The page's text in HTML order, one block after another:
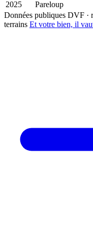
2025
Pareloup
Données publiques DVF ·
terrains Et votre bien, il